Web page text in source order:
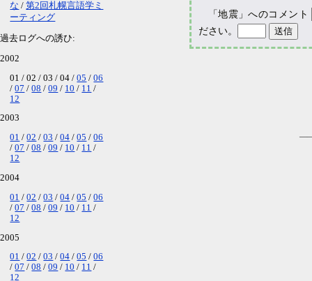
「地震」へのコメント
ださい。
な
第2回札幌言語学ミ
ーティング
過去ログへの誘ひ:
2002
01
02 03 04 05
06
07
08 09 10
11
12
2003
01
02 03 04 05
06
07
08 09 10
11
12
2004
01
02 03 04 05
06
07
08 09 10
11
12
2005
01
02 03 04 05
06
07
08 09 10
11
12